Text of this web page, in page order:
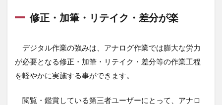
修正・加筆・リテイク・差分が楽
デジタル作業の強みは、アナログ作業では膨大な労力
が必要となる修正・加筆・リテイク・差分等の作業工程
を軽やかに実施する事ができます。
閲覧・鑑賞している第三者ユーザーにとって、アナロ